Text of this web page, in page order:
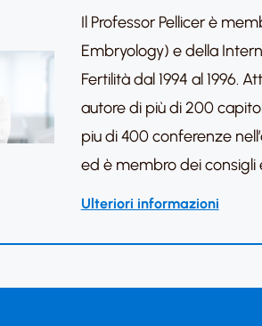
Il Professor Pellicer è
Embryology) e della
Fertilità dal 1994 al 1996.
autore di più di 200
piu di 400 conferenze
ed è membro dei consigli
Ulteriori informazioni